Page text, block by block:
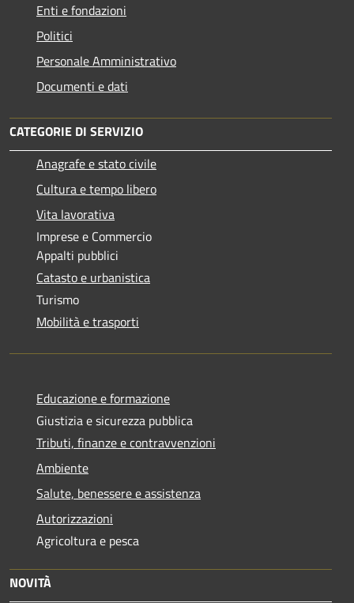
Enti e fondazioni
Politici
Personale Amministrativo
Documenti e dati
CATEGORIE DI SERVIZIO
Anagrafe e stato civile
Cultura e tempo libero
Vita lavorativa
Imprese e Commercio
Appalti pubblici
Catasto e urbanistica
Turismo
Mobilità e trasporti
Educazione e formazione
Giustizia e sicurezza pubblica
Tributi, finanze e contravvenzioni
Ambiente
Salute, benessere e assistenza
Autorizzazioni
Agricoltura e pesca
NOVITÀ